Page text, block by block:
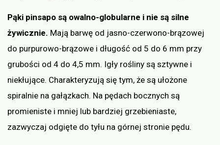
Pąki pinsapo są owalno-globularne i nie są silne
żywicznie. Mają barwę od jasno-czerwono-brązowej
do purpurowo-brązowe i długość od 5 do 6 mm przy
grubości od 4 do 4,5 mm. Igły rośliny są sztywne i
niekłujące. Charakteryzują się tym, że są ułożone
spiralnie na gałązkach. Na pędach bocznych są
promieniste i mniej lub bardziej grzebieniaste,
zazwyczaj odgięte do tyłu na górnej stronie pędu.